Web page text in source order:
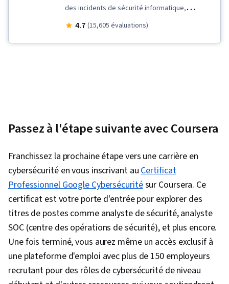
des incidents de sécurité informatique,
Technologie de l'information, Contrôles de
numérique, Gestion des incidents, Planification
de la continuité des activités, Stockage des
données, Sécurité du courrier électronique,
Cryptographie, Cyber-gouvernance, Politiques
de cybersécurité, Cadre de gestion des
risques, Éthique des données, Gouvernance
des données, Assurance de l'information,
Gouvernance, Gestion de la sécurité,
Sensibilisation à la sécurité, Risque
cybernétique, Programmation informatique,
Développement multiplateforme, Principes de
programmation, Intelligence artificielle et
4.7 (15,605 évaluations)
Passez à l'étape suivante avec Coursera
Franchissez la prochaine étape vers une carrière en
cybersécurité en vous inscrivant auCertificat
Professionnel Google Cybersécuritésur Coursera. Ce
certificat est votre porte d'entrée pour explorer des
titres de postes comme analyste de sécurité, analyste
SOC (centre des opérations de sécurité), et plus encore.
Une fois terminé, vous aurez même un accès exclusif à
une plateforme d'emploi avec plus de 150 employeurs
recrutant pour des rôles de cybersécurité de niveau